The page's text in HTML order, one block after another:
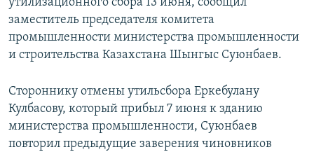
утилизационного сбора 13 июня, сообщил
заместитель председателя комитета
промышленности министерства промышленности
и строительства Казахстана Шынгыс Суюнбаев.
Стороннику отмены утильсбора Еркебулану
Кулбасову, который прибыл 7 июня к зданию
министерства промышленности, Суюнбаев
повторил предыдущие заверения чиновников